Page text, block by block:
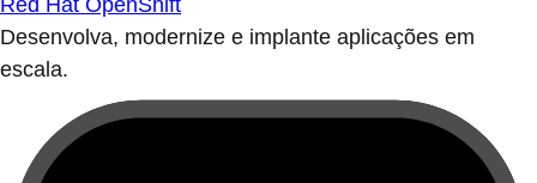
Red Hat OpenShift
Desenvolva, modernize e implante aplicações em
escala.